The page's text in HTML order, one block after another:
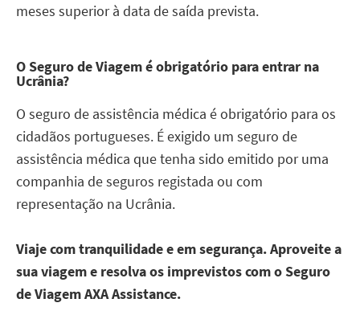
meses superior à data de saída prevista.
O Seguro de Viagem é obrigatório para entrar na
Ucrânia?
O seguro de assistência médica é obrigatório para os
cidadãos portugueses. É exigido um seguro de
assistência médica que tenha sido emitido por uma
companhia de seguros registada ou com
representação na Ucrânia.
Viaje com tranquilidade e em segurança. Aproveite a
sua viagem e resolva os imprevistos com o Seguro
de Viagem AXA Assistance.